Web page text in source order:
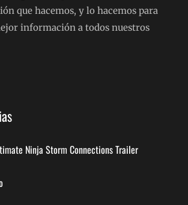
que hacemos, y lo hacemos para
información a todos nuestros
Ninja Storm Connections Trailer